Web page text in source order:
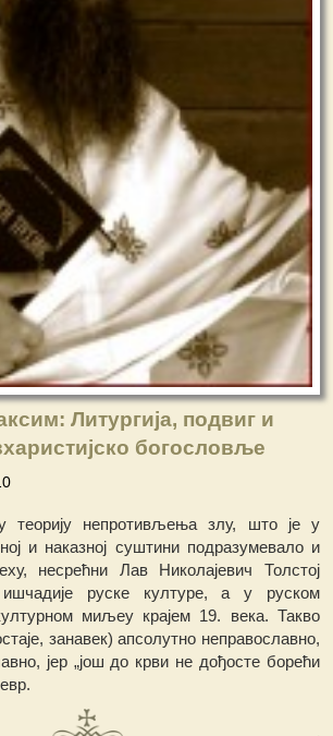
Литургија, подвиг и
богословље
теорију непротивљења злу, што је у
и наказној суштини подразумевало и
несрећни Лав Николајевич Толстој
руске културе, а у руском
миљеу крајем 19. века. Такво
занавек) апсолутно неправославно,
јер „још до крви не дођосте борећи